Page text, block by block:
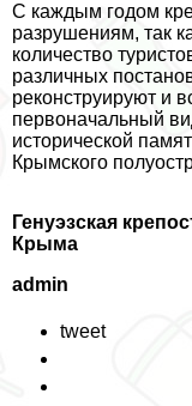
С каждым годом
разрушениям, так
количество
различных
реконструируют и
первоначальный
исторической
Крымского
Генуэзская
Крыма
admin
tweet